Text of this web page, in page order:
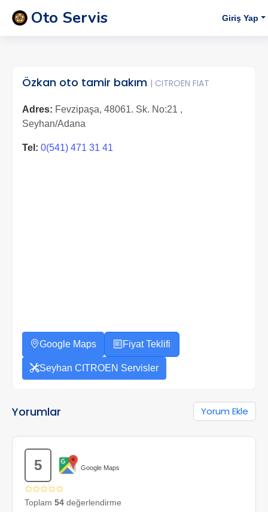
Oto Servis Giriş Yap
Özkan oto tamir bakım | CITROEN FIAT
Adres: Fevzipaşa, 48061. Sk. No:21 ,
Seyhan/Adana
Tel: 0(541) 471 31 41
Google Maps Fiyat Teklifi
Seyhan CITROEN Servisler
Yorumlar Yorum Ekle
5 Google Maps
✩✩✩✩✩
Toplam 54 değerlendirme